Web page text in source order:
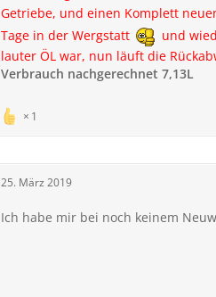
Getriebe, und einen Komplett
Tage in der Wergstatt
und
lauter ÖL war, nun läuft die
Verbrauch nachgerechnet 7,13L
1
25. März 2019
Ich habe mir bei noch keinem